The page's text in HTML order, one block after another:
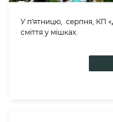
У п'ятницю, серпня, КП
сміття у мішках.